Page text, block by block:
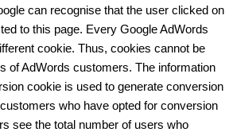
can recognise that the user clicked on
to this page. Every Google AdWords
cookie. Thus, cookies cannot be
of AdWords customers. The information
cookie is used to generate conversion
who have opted for conversion
see the total number of users who